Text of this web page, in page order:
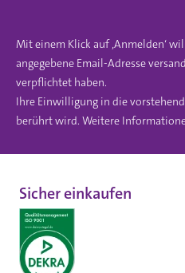
Mit einem Klick auf ‚Anmelden‘
angegebene Email-Adresse
verpflichtet haben.
Ihre Einwilligung in die
berührt wird. Weitere
Sicher einkaufen